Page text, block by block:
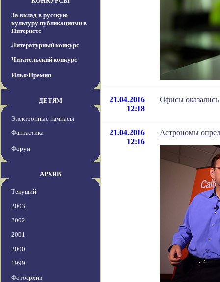
За вклад в русскую
культуру публикациями в
Интернете
Литературный конкурс
Читательский конкурс
Илья-Премия
ДЕТЯМ
Электронные пампасы
Фантастика
Форум
АРХИВ
Текущий
2003
2002
2001
2000
1999
Фотоархив
21.04.2016
12:18
Офисы
21.04.2016
12:16
Астрономы